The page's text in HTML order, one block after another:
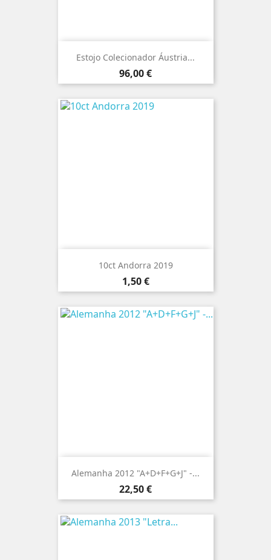
Estojo Colecionador Áustria...
Preço
96,00 €
10ct Andorra 2019
Preço
1,50 €
Alemanha 2012 "A+D+F+G+J" -...
Preço
22,50 €